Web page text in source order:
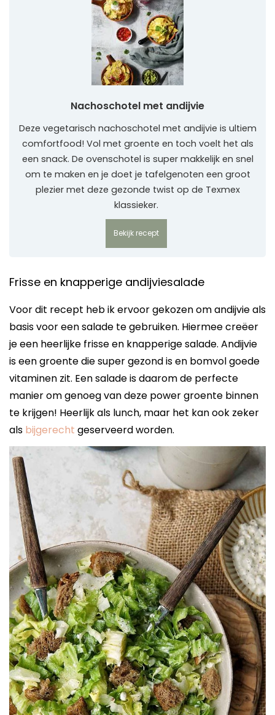
Nachoschotel met andijvie
Deze vegetarisch nachoschotel met andijvie is ultiem
comfortfood! Vol met groente en toch voelt het als
een snack. De ovenschotel is super makkelijk en snel
om te maken en je doet je tafelgenoten een groot
plezier met deze gezonde twist op de Texmex
klassieker.
Bekijk recept
Frisse en knapperige andijviesalade
Voor dit recept heb ik ervoor gekozen om andijvie als
basis voor een salade te gebruiken. Hiermee creëer
je een heerlijke frisse en knapperige salade. Andijvie
is een groente die super gezond is en bomvol goede
vitaminen zit. Een salade is daarom de perfecte
manier om genoeg van deze power groente binnen
te krijgen! Heerlijk als lunch, maar het kan ook zeker
als bijgerecht geserveerd worden.